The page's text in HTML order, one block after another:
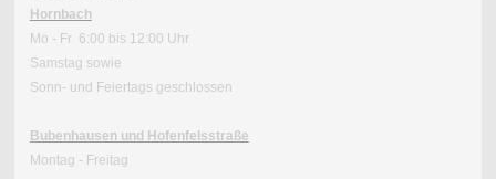
Hornbach
Mo - Fr 6:00 bis 12:00 Uhr
Samstag sowie
Sonn- und Feiertags geschlossen
Bubenhausen und Hofenfelsstraße
Montag - Freitag